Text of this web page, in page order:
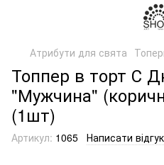
Атрибути для свята
Топпер в торт С
"Мужчина"
(1шт)
Артикул: 1065 Написати відгук